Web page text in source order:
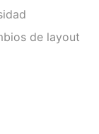
de layout